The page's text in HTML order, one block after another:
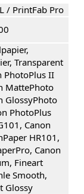
/ PrintFab Pro
Transparent
PhotoPlus II
MattePhoto
GlossyPhoto
PhotoPlus
Canon
HR101,
Canon
Fineart
Smooth,
Glossy